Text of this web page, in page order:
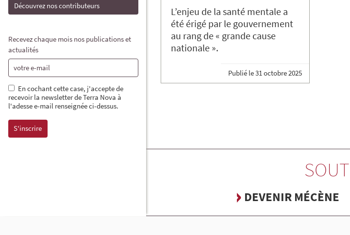
Découvrez nos contributeurs
Recevez chaque mois nos publications et
actualités
En cochant cette case, j'accepte de
recevoir la newsletter de Terra Nova à
l'adesse e-mail renseignée ci-dessus.
L’enjeu de la santé mentale a
été érigé par le gouvernement
au rang de « grande cause
nationale ».
Publié le31 octobre 2025
DEVENIR MÉCÈNE